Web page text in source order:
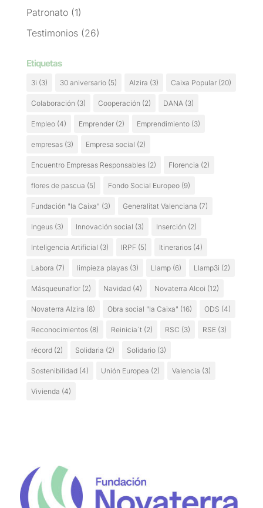
Patronato(1)
Testimonios(26)
Etiquetas
3i (3) 30 aniversario(5) Alzira (3) Caixa Popular(20)
Colaboración (3) Cooperación (2) DANA(3)
Empleo(4) Emprender(2) Emprendimiento(3)
empresas(3) Empresa social (2)
Encuentro Empresas Responsables(2) Florencia (2)
flores de pascua (5) Fondo Social Europeo(9)
Fundación "la Caixa" (3) Generalitat Valenciana (7)
Ingeus(3) Innovación social (3) Inserción (2)
Inteligencia Artificial (3) IRPF(5) Itinerarios(4)
Labora (7) limpieza playas(3) Llamp(6) Llamp3i (2)
Másqueunaflor(2) Navidad(4) Novaterra Alcoi (12)
Novaterra Alzira (8) Obra social "la Caixa" (16) ODS (4)
Reconocimientos(8) Reinicia´t(2) RSC (3) RSE(3)
récord(2) Solidaria (2) Solidario(3)
Sostenibilidad(4) Unión Europea (2) Valencia (3)
Vivienda (4)